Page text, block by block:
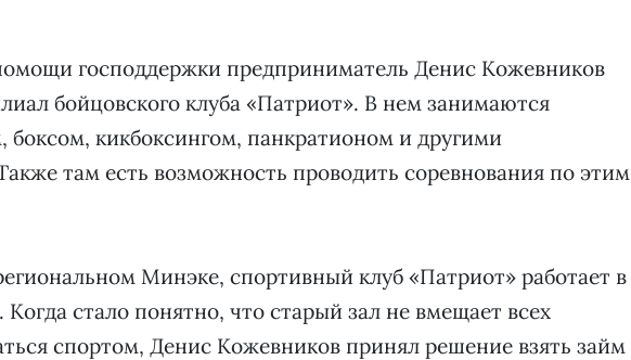
господдержки предприниматель Денис Кожевников
бойцовского клуба «Патриот». В нем занимаются
кикбоксингом, панкратионом и другими
там есть возможность проводить соревнования по этим
Минэке, спортивный клуб «Патриот» работает в
Когда стало понятно, что старый зал не вмещает всех
спортом, Денис Кожевников принял решение взять займ